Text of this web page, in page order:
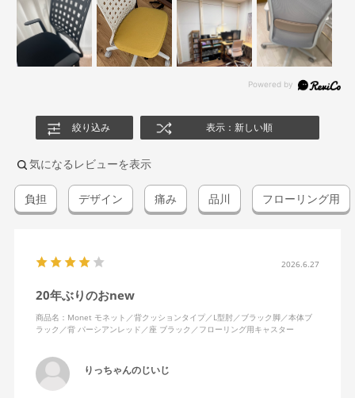
絞り込み 表示：新しい順
気になるレビューを表示
負担 デザイン 痛み 品川 フローリング用
2026.6.27
20年ぶりのおnew
商品名：Monet モネット／背クッションタイプ／L型肘／ブラック脚／本体ブ
ラック／背 パーシアンレッド／座 ブラック／フローリング用キャスター
りっちゃんのじいじ